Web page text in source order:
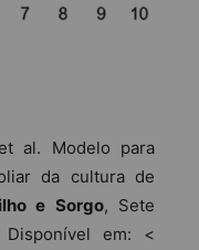
al. Modelo para
da cultura de
e Sorgo, Sete
em: <